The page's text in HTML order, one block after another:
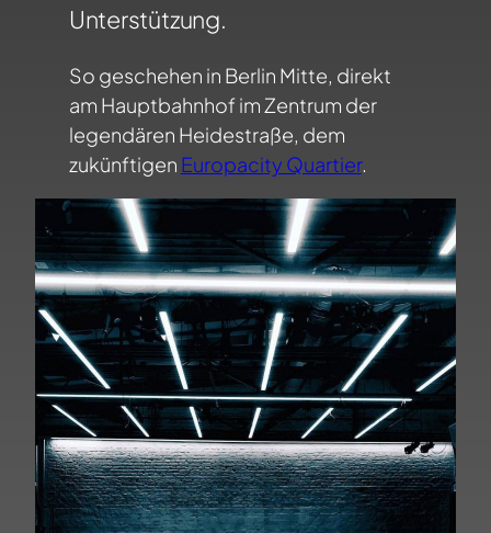
Unterstützung.
So geschehen in Berlin Mitte, direkt
am Hauptbahnhof im Zentrum der
legendären Heidestraße, dem
zukünftigen Europacity Quartier.